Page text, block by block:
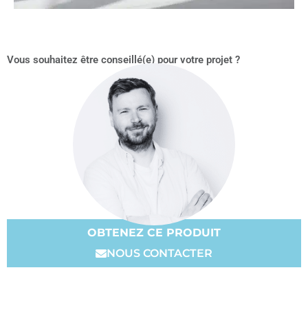
Vous souhaitez être conseillé(e) pour votre projet ?
OBTENEZ CE PRODUIT
NOUS CONTACTER